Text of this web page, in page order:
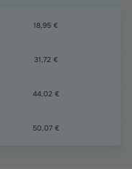
18,95 €
31,72 €
44,02 €
50,07 €